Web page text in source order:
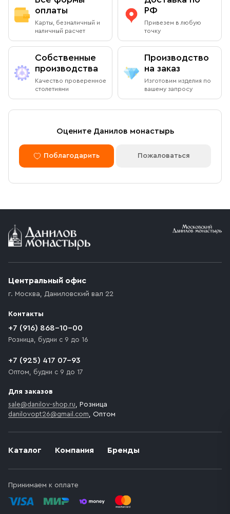
оплаты
Карты, безналичный и
наличный расчет
РФ
Привезем в любую
точку
Собственные
производства
Качество проверенное
столетиями
Производство
на заказ
Изготовим изделия по
вашему запросу
Оцените Данилов монастырь
Поблагодарить Пожаловаться
Каталог Компания Бренды
Принимаем к оплате
Центральный офис
г. Москва, Даниловский вал 22
Контакты
+7 (916) 868-10-00
Розница, будни с 9 до 16
+7 (925) 417 07-93
Оптом, будни с 9 до 17
Для заказов
sale@danilov-shop.ru, Розница
danilovopt26@gmail.com, Оптом